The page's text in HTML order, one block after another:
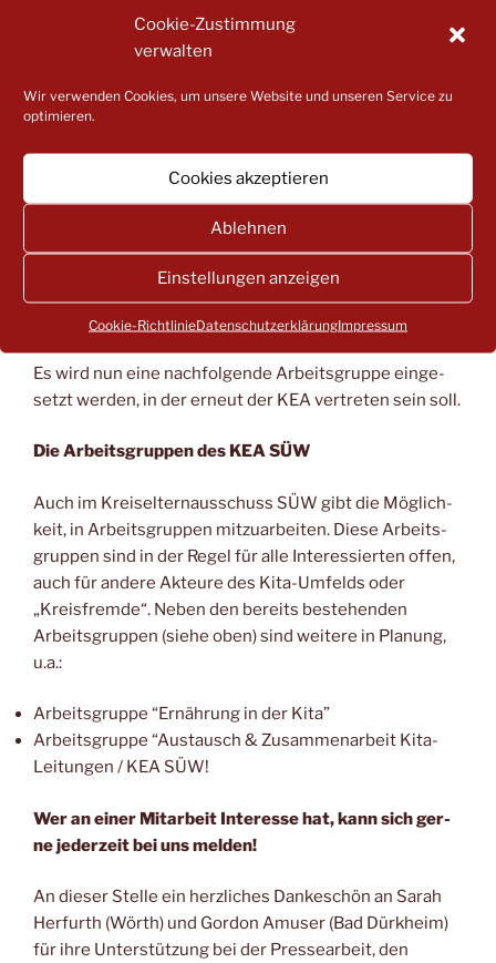
Cookie-Zustimmung
verwalten
Wir verwenden Cookies, um unsere Website und unseren Service zu
optimieren.
Cookies akzeptieren
Ablehnen
Einstellungen anzeigen
Cookie-RichtlinieDatenschutzerklärungImpressum
https://sessionnet.krz.de/suedliche-
weinstrasse/bi/kp0042.asp?__kgrnr=6
https://sessionnet.krz.de/suedliche-
Spracharbeit.
Es wird nun eine nach­fol­gen­de Arbeits­grup­pe ein­ge­
setzt wer­den, in der erneut der KEA ver­tre­ten sein soll.
Die Arbeits­grup­pen des KEA SÜW
Auch im Kreis­eltern­aus­schuss SÜW gibt die Mög­lich­
keit, in Arbeits­grup­pen mit­zu­ar­bei­ten. Die­se Arbeits­
grup­pen sind in der Regel für alle Inter­es­sier­ten offen,
auch für ande­re Akteu­re des Kita-Umfelds oder
„Kreis­frem­de“. Neben den bereits bestehen­den
Arbeits­grup­pen (sie­he oben) sind wei­te­re in Pla­nung,
u.a.:
Arbeits­grup­pe “Ernäh­rung in der Kita”
Arbeits­grup­pe “Aus­tausch & Zusam­men­ar­beit Kita-
Lei­tun­gen / KEA SÜW!
Wer an einer Mit­ar­beit Inter­es­se hat, kann sich ger­
ne jeder­zeit bei uns melden!
An die­ser Stel­le ein herz­li­ches Dan­ke­schön an Sarah
Her­furth (Wörth) und Gor­don Amu­ser (Bad Dürk­heim)
für ihre Unter­stüt­zung bei der Pres­se­ar­beit, den